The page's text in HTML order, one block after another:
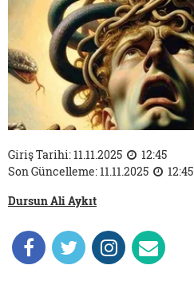
Giriş Tarihi: 11.11.2025
12:45
Son Güncelleme: 11.11.2025
12:45
Dursun Ali Aykıt